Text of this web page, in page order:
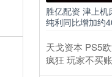
胜亿配资 津上
纯利同比增加约
天戈资本 PS5
疯狂 玩家不买账